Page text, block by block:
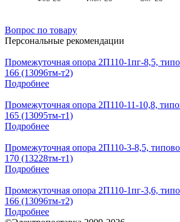
Вопрос по товару
Персональные рекомендации
Промежуточная опора 2П110-1пг-8,5,
166 (13096тм-т2)
Подробнее
Промежуточная опора 2П110-11-10,8,
165 (13095тм-т1)
Подробнее
Промежуточная опора 2П110-3-8,5,
170 (13228тм-т1)
Подробнее
Промежуточная опора 2П110-1пг-3,6,
166 (13096тм-т2)
Подробнее